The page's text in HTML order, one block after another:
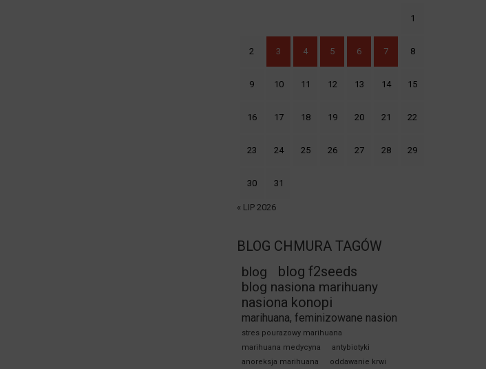
1
2 3 4 5 6 7 8
9 10 11 12 13 14 15
16 17 18 19 20 21 22
23 24 25 26 27 28 29
30 31
« LIP 2026
BLOG CHMURA TAGÓW
blog blog f2seeds
blog nasiona marihuany
nasiona konopi
marihuana, feminizowane nasion
stres pourazowy marihuana
marihuana medycyna
antybiotyki
anoreksja marihuana
oddawanie krwi